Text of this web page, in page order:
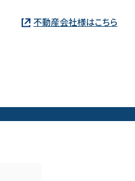
不動産会社様はこちら